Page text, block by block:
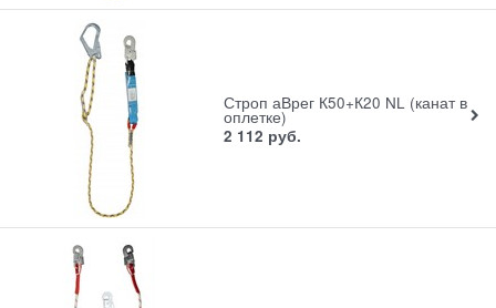
Строп аВрег К50+К20 NL (канат в
оплетке)
2 112 руб.